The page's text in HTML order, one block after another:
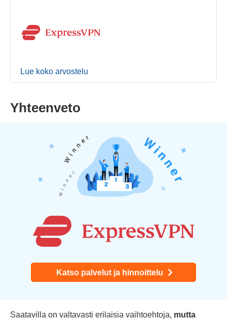
Lue koko arvostelu
Yhteenveto
Katso palvelut ja hinnoittelu
Saatavilla on valtavasti erilaisia vaihtoehtoja, mutta